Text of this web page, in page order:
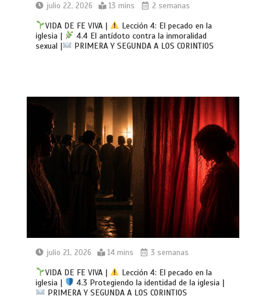
julio 22, 2026 13 mins 2 semanas
VIDA DE FE VIVA |
Lección 4: El pecado en la
iglesia |
4.4 El antídoto contra la inmoralidad
sexual |
PRIMERA Y SEGUNDA A LOS CORINTIOS
julio 21, 2026 14 mins 3 semanas
VIDA DE FE VIVA |
Lección 4: El pecado en la
iglesia |
4.3 Protegiendo la identidad de la iglesia |
PRIMERA Y SEGUNDA A LOS CORINTIOS